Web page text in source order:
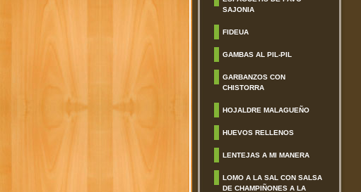
SAJONIA
FIDEUA
GAMBAS AL PIL-PIL
GARBANZOS CON
CHISTORRA
HOJALDRE MALAGUEÑO
HUEVOS RELLENOS
LENTEJAS A MI MANERA
LOMO A LA SAL CON SALSA
DE CHAMPIÑONES A LA